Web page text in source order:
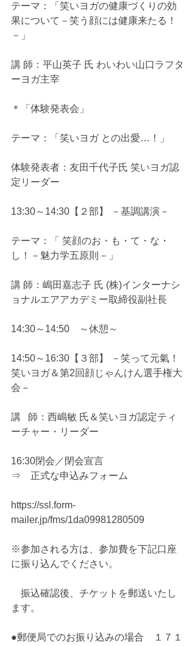
テーマ：「笑いヨガの健康づくりの効
果について－笑う顔には健康来たる！
－」
講 師：平山英子 氏 わいわい山口ラフタ
ーヨガ主宰
＊「体験発表会」
テーマ：「笑いヨガ との出愛…！」
体験発表者：友田千代子氏 笑いヨガ認
定リーダー
13:30～14:30【２部】 －基調講演－
テーマ：「 笑顔のお・も・て・な・
し！－魅力学五原則－」
講 師：嶋田嘉志子 氏 (株)インターナシ
ョナルエアアカデミー取締役副社長
14:30～14:50　～休憩～
14:50～16:30【３部】 －笑って元氣！
笑いヨガ＆第2回顔じゃんけん選手権大
会－
講   師：西嶋敏 氏＆笑いヨガ認定ティ
ーチャー・リーダー
16:30閉会／閉会宣言
⇒　正式な申込みフォーム
https://ssl.form-
mailer.jp/fms/1da09981280509
※参加される方は、参加費を下記口座
に振り込んでください。
振込確認後、チケットを郵送いたし
ます。
●郵便局でのお振り込みの場合　１７１